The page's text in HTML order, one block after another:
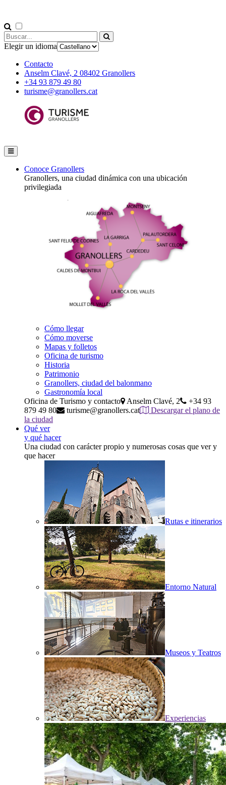
Elegir un idioma
Contacto
Anselm Clavé, 2 08402 Granollers
+34 93 879 49 80
turisme@granollers.cat
Conoce Granollers
Granollers, una ciudad dinámica con una ubicación
privilegiada
Cómo llegar
Cómo moverse
Mapas y folletos
Oficina de turismo
Historia
Patrimonio
Granollers, ciudad del balonmano
Gastronomía local
Oficina de Turismo y contacto
Anselm Clavé, 2
+34 93
879 49 80
turisme@granollers.cat
Descargar el plano de
la ciudad
Qué ver
y qué hacer
Una ciudad con carácter propio y numerosas cosas que ver y
que hacer
Rutas e itinerarios
Entorno Natural
Museos y Teatros
Experiencias